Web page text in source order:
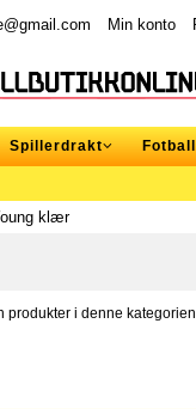
Min konto
Spillerdrakt
klær
produkter i denne